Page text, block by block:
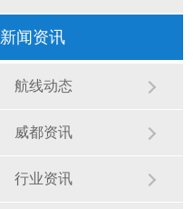
新闻资讯
航线动态
威都资讯
行业资讯